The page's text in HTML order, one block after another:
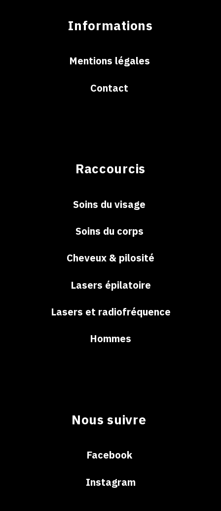
Informations
Mentions légales
Contact
Raccourcis
Soins du visage
Soins du corps
Cheveux & pilosité
Lasers épilatoire
Lasers et radiofréquence
Hommes
Nous suivre
Facebook
Instagram